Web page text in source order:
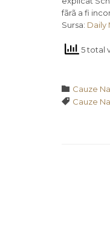
fãrã a fi
Sursa: Daily
5 total
 Category
Cauze
 Tags
Cauze